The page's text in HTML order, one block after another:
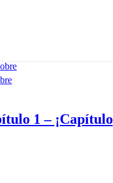
1 – ¡Capítulo